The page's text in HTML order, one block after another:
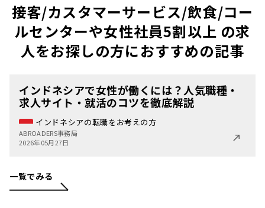
接客/カスタマーサービス/飲食/コー
ルセンターや女性社員5割以上 の求
人をお探しの方におすすめの記事
インドネシアで女性が働くには？人気職種・
求人サイト・就活のコツを徹底解説
インドネシアの転職をお考えの方
ABROADERS事務局
2026年05月27日
一覧でみる